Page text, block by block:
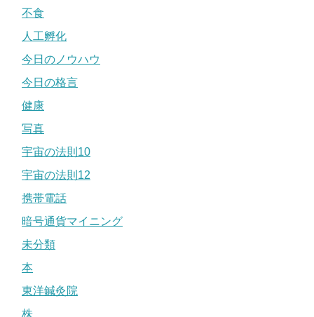
不食
人工孵化
今日のノウハウ
今日の格言
健康
写真
宇宙の法則10
宇宙の法則12
携帯電話
暗号通貨マイニング
未分類
本
東洋鍼灸院
株